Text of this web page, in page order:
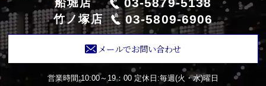
船堀店 03-5879-5138
竹ノ塚店 03-5809-6906
メールでお問い合わせ
営業時間:10:00～19：00 定休日:毎週(火・水)曜日